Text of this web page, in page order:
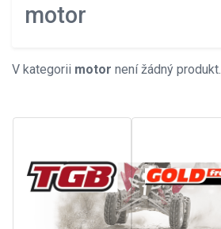
motor
V kategorii motor není žádný produkt.